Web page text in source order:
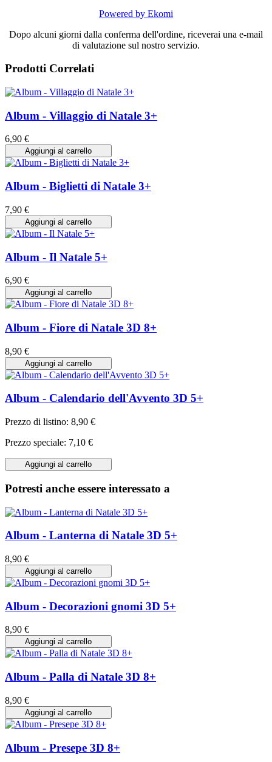
Powered by Ekomi
Dopo alcuni giorni dalla conferma dell'ordine, riceverai una e-mail
di valutazione sul nostro servizio.
Prodotti Correlati
Album - Villaggio di Natale 3+
6,90 €
Aggiungi al carrello
Album - Biglietti di Natale 3+
7,90 €
Aggiungi al carrello
Album - Il Natale 5+
6,90 €
Aggiungi al carrello
Album - Fiore di Natale 3D 8+
8,90 €
Aggiungi al carrello
Album - Calendario dell'Avvento 3D 5+
Prezzo di listino: 8,90 €
Prezzo speciale: 7,10 €
Aggiungi al carrello
Potresti anche essere interessato a
Album - Lanterna di Natale 3D 5+
8,90 €
Aggiungi al carrello
Album - Decorazioni gnomi 3D 5+
8,90 €
Aggiungi al carrello
Album - Palla di Natale 3D 8+
8,90 €
Aggiungi al carrello
Album - Presepe 3D 8+